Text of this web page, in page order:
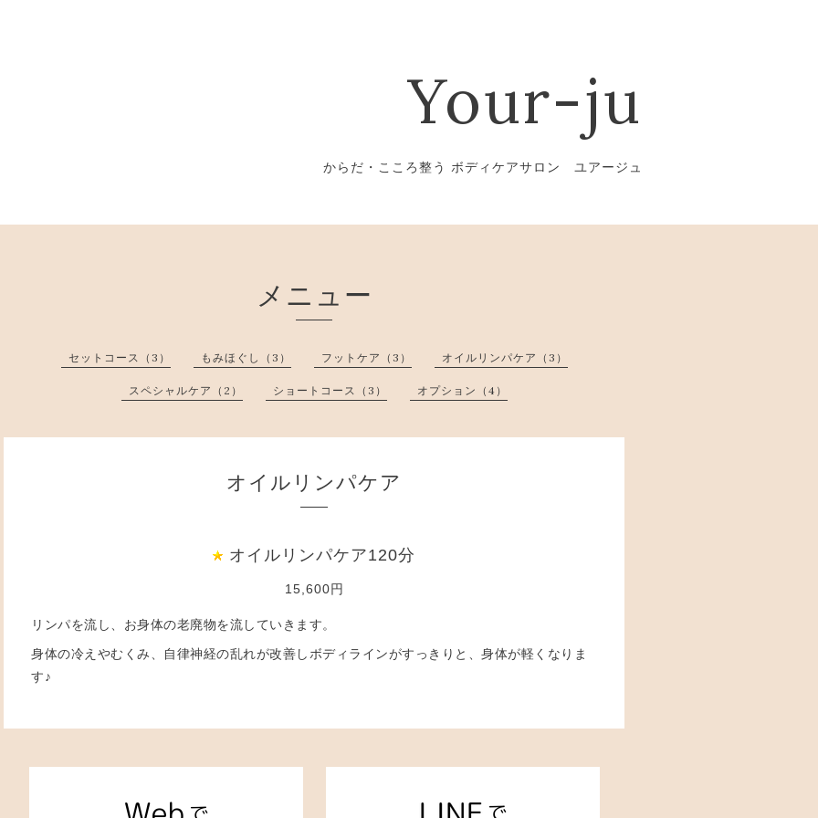
Your-ju
からだ・こころ整う ボディケアサロン ユアージュ
メニュー
セットコース（3） もみほぐし（3） フットケア（3） オイルリンパケア（3）
スペシャルケア（2） ショートコース（3） オプション（4）
オイルリンパケア
オイルリンパケア120分
15,600円
リンパを流し、お身体の老廃物を流していきます。
身体の冷えやむくみ、自律神経の乱れが改善しボディラインがすっきりと、身体が軽くなりま
す♪